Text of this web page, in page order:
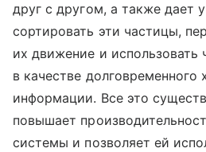
друг с другом, а также дает
сортировать эти частицы,
их движение и использовать
в качестве
информации. Все это
повышает
системы и позволяет ей